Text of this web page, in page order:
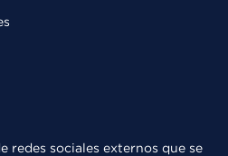
redes sociales externos que se